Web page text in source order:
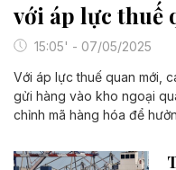
với áp lực thuế
15:05' - 07/05/2025
Với áp lực thuế quan mới,
gửi hàng vào kho ngoại
chỉnh mã hàng hóa để